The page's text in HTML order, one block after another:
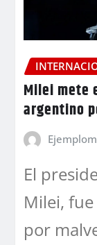
Milei mete
argentino
El
Milei,
por